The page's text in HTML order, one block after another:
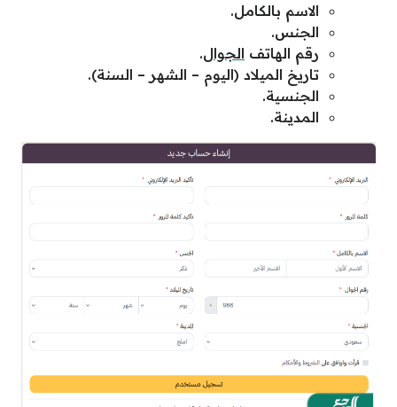
الاسم بالكامل.
الجنس.
رقم الهاتف الجوال.
تاريخ الميلاد (اليوم – الشهر – السنة).
الجنسية.
المدينة.